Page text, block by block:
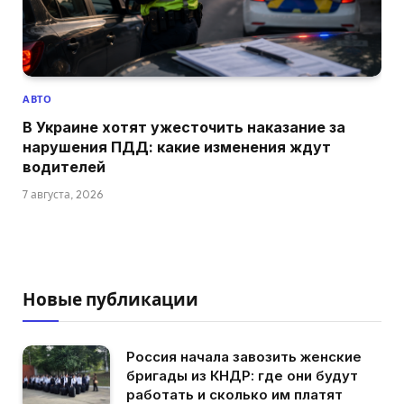
АВТО
В Украине хотят ужесточить наказание за
нарушения ПДД: какие изменения ждут
водителей
7 августа, 2026
Новые публикации
Россия начала завозить женские
бригады из КНДР: где они будут
работать и сколько им платят